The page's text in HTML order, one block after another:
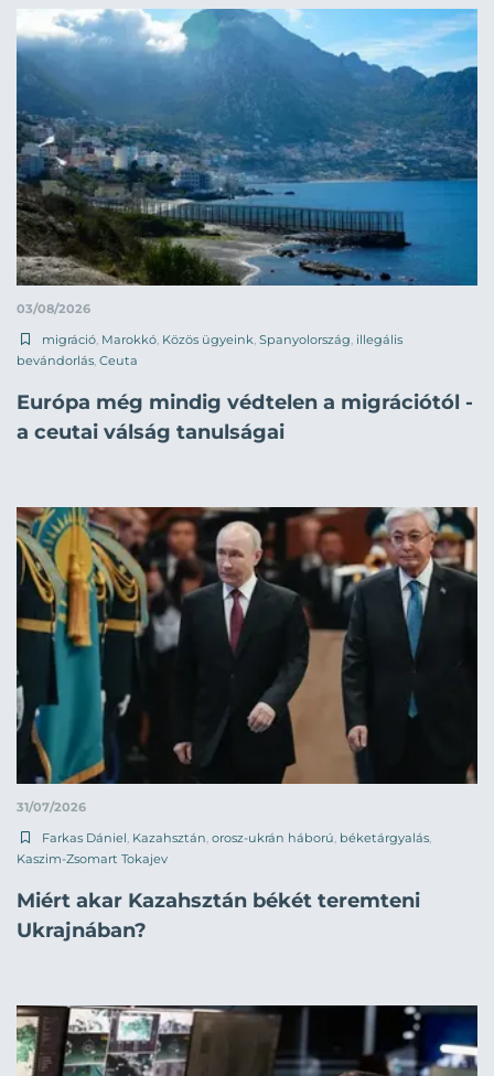
03/08/2026
migráció, Marokkó, Közös ügyeink, Spanyolország, illegális
bevándorlás, Ceuta
Európa még mindig védtelen a migrációtól -
a ceutai válság tanulságai
31/07/2026
Farkas Dániel, Kazahsztán, orosz-ukrán háború, béketárgyalás,
Kaszim-Zsomart Tokajev
Miért akar Kazahsztán békét teremteni
Ukrajnában?